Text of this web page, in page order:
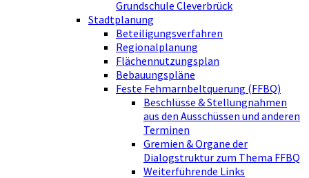
Grundschule Cleverbrück
Stadtplanung
Beteiligungsverfahren
Regionalplanung
Flächennutzungsplan
Bebauungspläne
Feste Fehmarnbeltquerung (FFBQ)
Beschlüsse & Stellungnahmen
aus den Ausschüssen und anderen
Terminen
Gremien & Organe der
Dialogstruktur zum Thema FFBQ
Weiterführende Links